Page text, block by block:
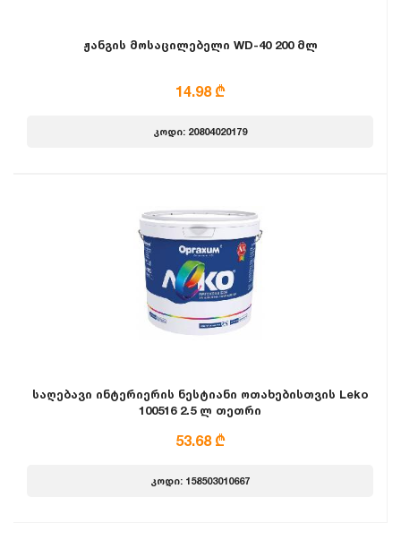
ჟანგის მოსაცილებელი WD-40 200 მლ
14.98 ₾
კოდი: 20804020179
საღებავი ინტერიერის ნესტიანი ოთახებისთვის Leko
100516 2.5 ლ თეთრი
53.68 ₾
კოდი: 158503010667